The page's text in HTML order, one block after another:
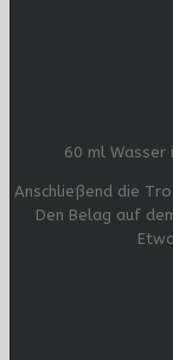
60 ml Wasser
Anschließend die
Den Belag auf